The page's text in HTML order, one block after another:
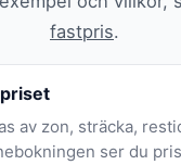
fastpris.
av zon, sträcka,
ser du